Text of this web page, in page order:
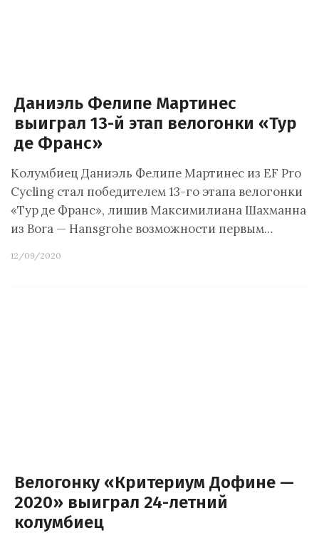
Даниэль Фелипе Мартинес
выиграл 13-й этап велогонки «Тур
де Франс»
Колумбиец Даниэль Фелипе Мартинес из EF Pro
Cycling стал победителем 13-го этапа велогонки
«Тур де Франс», лишив Максимилиана Шахманна
из Bora — Hansgrohe возможности первым…
12/09/2020
Велогонку «Критериум Дофине —
2020» выиграл 24-летний
колумбиец